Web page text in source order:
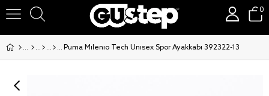
0
Puma Milenio Tech Unisex Spor Ayakkabı 392322-13